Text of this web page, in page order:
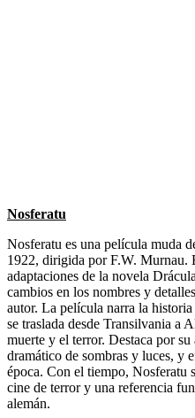
Nosferatu
Nosferatu es una película muda
1922, dirigida por F.W. Murnau.
adaptaciones de la novela
cambios en los nombres y
autor. La película narra la
se traslada desde Transilvania a
muerte y el terror. Destaca por
dramático de sombras y luces, y
época. Con el tiempo, Nosferatu
cine de terror y una referencia
alemán.